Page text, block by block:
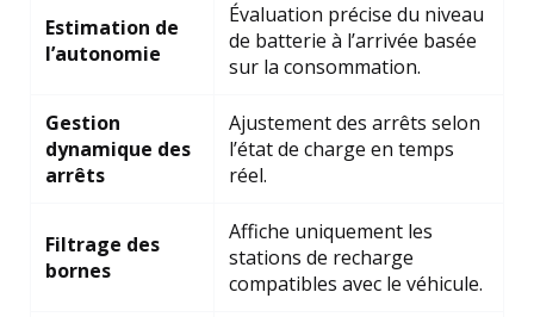
Estimation de
l’autonomie
Évaluation précise du niveau
de batterie à l’arrivée basée
sur la consommation.
Gestion
dynamique des
arrêts
Ajustement des arrêts selon
l’état de charge en temps
réel.
Filtrage des
bornes
Affiche uniquement les
stations de recharge
compatibles avec le véhicule.